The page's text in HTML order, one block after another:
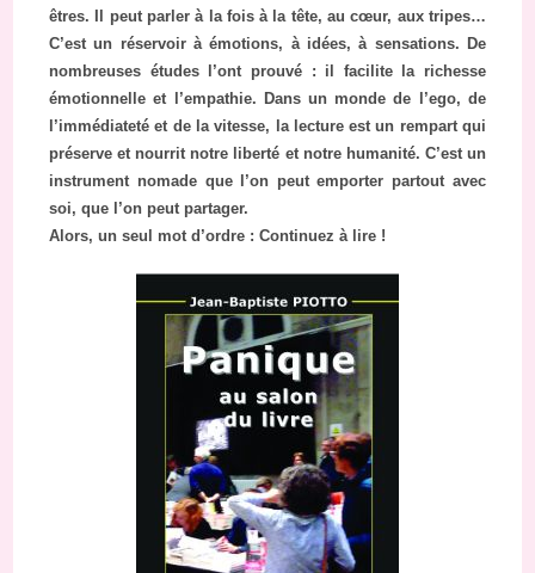
êtres. Il peut parler à la fois à la tête, au cœur, aux tripes…
C’est un réservoir à émotions, à idées, à sensations. De
nombreuses études l’ont prouvé : il facilite la richesse
émotionnelle et l’empathie. Dans un monde de l’ego, de
l’immédiateté et de la vitesse, la lecture est un rempart qui
préserve et nourrit notre liberté et notre humanité. C’est un
instrument nomade que l’on peut emporter partout avec
soi, que l’on peut partager.
Alors, un seul mot d’ordre : Continuez à lire !